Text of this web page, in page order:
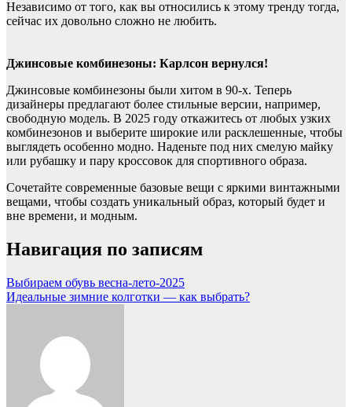
Независимо от того, как вы относились к этому тренду тогда,
сейчас их довольно сложно не любить.
Джинсовые комбинезоны: Карлсон вернулся!
Джинсовые комбинезоны были хитом в 90-х. Теперь
дизайнеры предлагают более стильные версии, например,
свободную модель. В 2025 году откажитесь от любых узких
комбинезонов и выберите широкие или расклешенные, чтобы
выглядеть особенно модно. Наденьте под них смелую майку
или рубашку и пару кроссовок для спортивного образа.
Сочетайте современные базовые вещи с яркими винтажными
вещами, чтобы создать уникальный образ, который будет и
вне времени, и модным.
Навигация по записям
Выбираем обувь весна-лето-2025
Идеальные зимние колготки — как выбрать?